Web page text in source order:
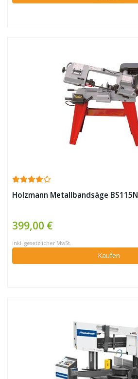
Holzmann Metallbandsäge BS115N
399,00 €
inkl. gesetzlicher MwSt.
Kaufen